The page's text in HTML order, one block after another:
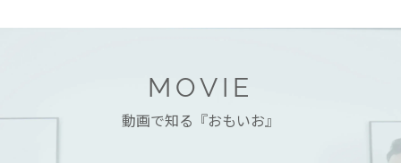
MOVIE
動画で知る『おもいお』